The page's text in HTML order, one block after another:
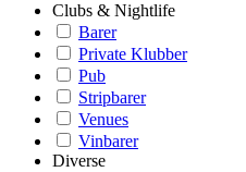
Clubs & Nightlife
Barer
Private Klubber
Pub
Stripbarer
Venues
Vinbarer
Diverse